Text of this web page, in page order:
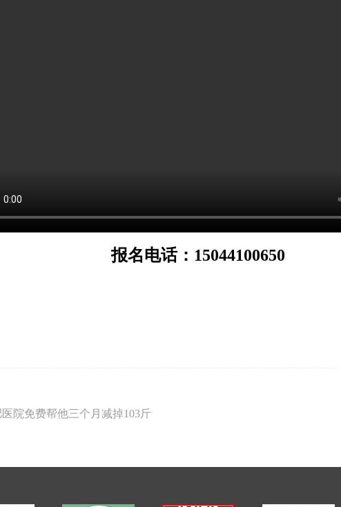
报名电话：15044100650
院免费帮他三个月减掉103斤